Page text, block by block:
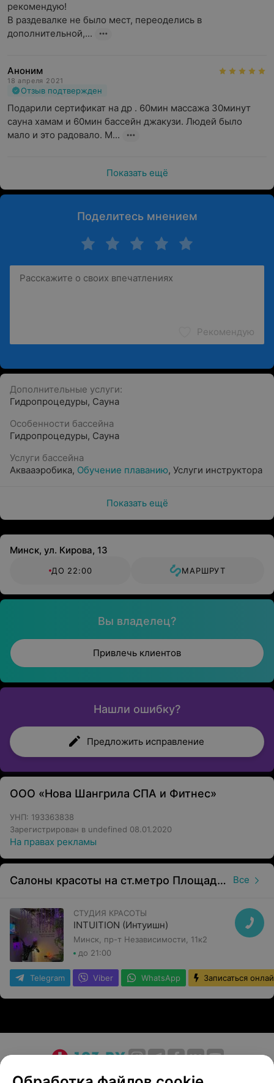
рекомендую!
В раздевалке не было мест, переоделись в
дополнительной,...
Аноним
18 апреля 2021
Отзыв подтвержден
Подарили сертификат на др . 60мин массажа 30минут
сауна хамам и 60мин бассейн джакузи. Людей было
мало и это радовало. М...
Показать ещё
Поделитесь мнением
Рекомендую
Дополнительные услуги:
Гидропроцедуры, Сауна
Особенности бассейна
Гидропроцедуры, Сауна
Услуги бассейна
Аквааэробика, Обучение плаванию, Услуги инструктора
Показать ещё
Минск, ул. Кирова, 13
ДО 22:00 МАРШРУТ
Вы владелец?
Привлечь клиентов
Нашли ошибку?
Предложить исправление
ООО «Нова Шангрила СПА и Фитнес»
УНП: 193363838
Зарегистрирован в undefined 08.01.2020
На правах рекламы
Салоны красоты на ст.метро Площадь Ленина Все
СТУДИЯ КРАСОТЫ
INTUITION (Интуишн)
Минск, пр-т Независимости, 11к2
до 21:00
Telegram Viber WhatsApp Записаться
О проекте Новости проекта Размещение рекламы